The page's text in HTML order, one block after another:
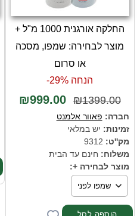
החלקה אורגנית 1000 מ"ל +
מוצר לבחירה: שמפו, מסכה
או סרום
הנחה 29%-
₪1399.00
₪999.00
חברה: פאוור אלמנט
זמינות: יש במלאי
מק''ט:
משלוח: חינם עד הבית
מוצר לבחירה +: